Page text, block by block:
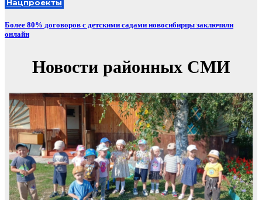
Нацпроекты
Более 80% договоров с детскими садами новосибирцы заключили
онлайн